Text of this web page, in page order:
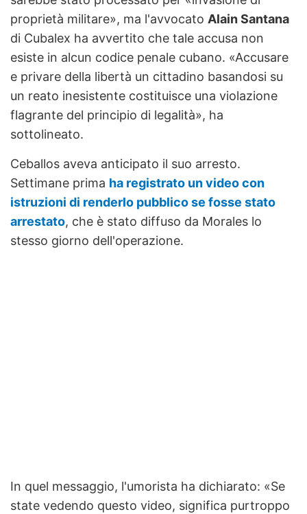
proprietà militare», ma l'avvocato Alain Santana
di Cubalex ha avvertito che tale accusa non
esiste in alcun codice penale cubano. «Accusare
e privare della libertà un cittadino basandosi su
un reato inesistente costituisce una violazione
flagrante del principio di legalità», ha
sottolineato.
Ceballos aveva anticipato il suo arresto.
Settimane prima ha registrato un video con
istruzioni di renderlo pubblico se fosse stato
arrestato, che è stato diffuso da Morales lo
stesso giorno dell'operazione.
In quel messaggio, l'umorista ha dichiarato: «Se
state vedendo questo video, significa purtroppo